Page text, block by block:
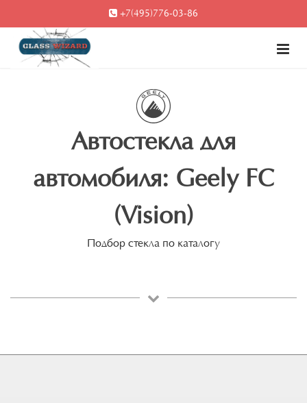
+7(495)776-03-86
Автостекла для
автомобиля: Geely FC
(Vision)
Подбор стекла по каталогу